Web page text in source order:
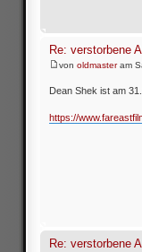
Re: verstorbene
von oldmasteram
Dean Shek ist am
https://
Re: verstorbene